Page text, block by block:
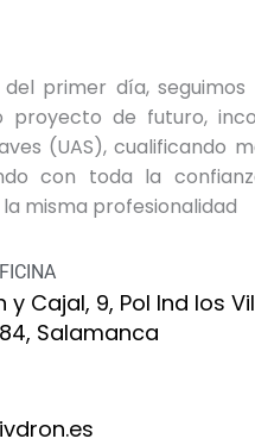
del primer día,
proyecto de futuro,
(UAS), cualificando
con toda la
misma profesionalidad
y Cajal, 9, Pol Ind los
Salamanca